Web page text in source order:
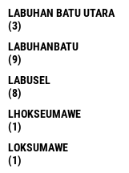
LABUHAN BATU UTARA
(3)
LABUHANBATU
(9)
LABUSEL
(8)
LHOKSEUMAWE
(1)
LOKSUMAWE
(1)